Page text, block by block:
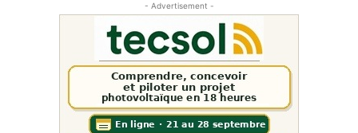
- Advertisement -